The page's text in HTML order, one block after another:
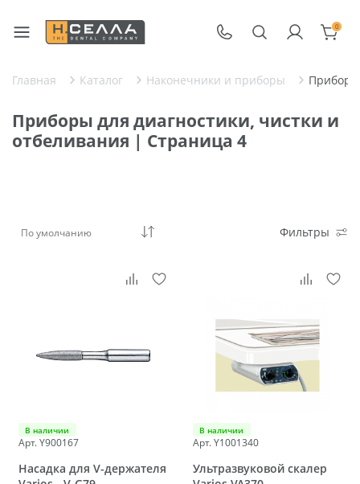
0
Главная Каталог Наконечники и приборы Приборы
Приборы для диагностики, чистки и
отбеливания | Страница 4
Фильтры
В наличии
Арт. Y900167
Насадка для V-держателя
В наличии
Арт. Y1001340
Ультразвуковой скалер